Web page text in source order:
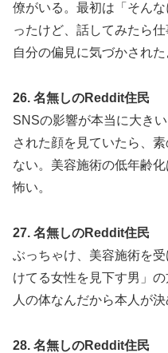
僚がいる。最初は「そん
ったけど、話してみたら
自分の偏見に気づかされた
26. 名無しのReddit住民
SNSの影響が本当に大き
された顔を見ていたら、
ない。美容施術の低年齢
怖い。
27. 名無しのReddit住民
ぶっちゃけ、美容施術を
けてる女性を見下す男」
人の体なんだから本人が決
28. 名無しのReddit住民